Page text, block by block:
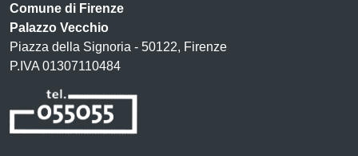
Comune di Firenze
Palazzo Vecchio
Piazza della Signoria - 50122, Firenze
P.IVA 01307110484